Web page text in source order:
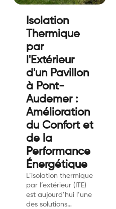
Isolation
Thermique
par
l'Extérieur
d'un Pavillon
à Pont-
Audemer :
Amélioration
du Confort et
de la
Performance
Énergétique
L’isolation thermique
par l’extérieur (ITE)
est aujourd’hui l’une
des solutions…